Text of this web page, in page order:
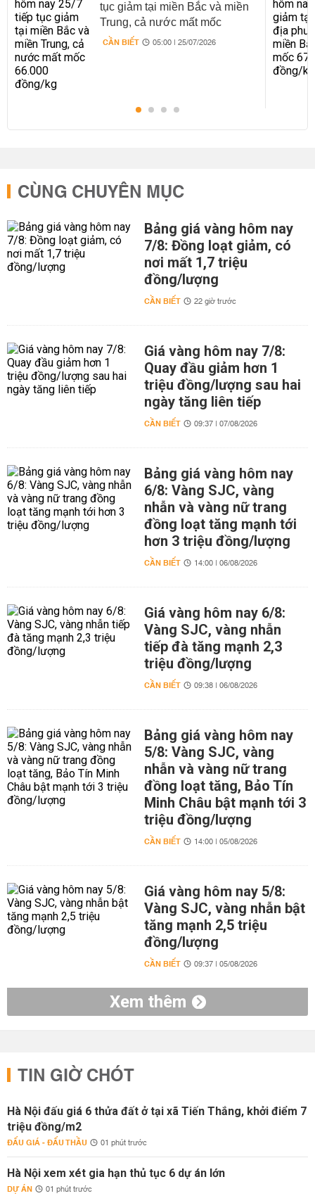
tục giảm tại miền Bắc và miền
Trung, cả nước mất mốc
66.000 đồng/kg
CẦN BIẾT 05:00 | 25/07/2026
CÙNG CHUYÊN MỤC
Bảng giá vàng hôm nay
7/8: Đồng loạt giảm, có
nơi mất 1,7 triệu
đồng/lượng
CẦN BIẾT 22 giờ trước
Giá vàng hôm nay 7/8:
Quay đầu giảm hơn 1
triệu đồng/lượng sau hai
ngày tăng liên tiếp
CẦN BIẾT 09:37 | 07/08/2026
Bảng giá vàng hôm nay
6/8: Vàng SJC, vàng
nhẫn và vàng nữ trang
đồng loạt tăng mạnh tới
hơn 3 triệu đồng/lượng
CẦN BIẾT 14:00 | 06/08/2026
Giá vàng hôm nay 6/8:
Vàng SJC, vàng nhẫn
tiếp đà tăng mạnh 2,3
triệu đồng/lượng
CẦN BIẾT 09:38 | 06/08/2026
Bảng giá vàng hôm nay
5/8: Vàng SJC, vàng
nhẫn và vàng nữ trang
đồng loạt tăng, Bảo Tín
Minh Châu bật mạnh tới 3
triệu đồng/lượng
CẦN BIẾT 14:00 | 05/08/2026
Giá vàng hôm nay 5/8:
Vàng SJC, vàng nhẫn bật
tăng mạnh 2,5 triệu
đồng/lượng
CẦN BIẾT 09:37 | 05/08/2026
Xem thêm
TIN GIỜ CHÓT
Hà Nội đấu giá 6 thửa đất ở tại xã Tiến Thắng, khởi điểm 7
triệu đồng/m2
ĐẤU GIÁ - ĐẤU THẦU 01 phút trước
Hà Nội xem xét gia hạn thủ tục 6 dự án lớn
DỰ ÁN 01 phút trước